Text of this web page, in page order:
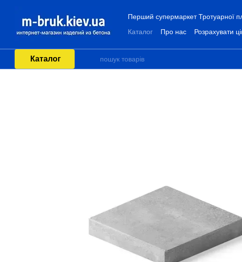
Перший супермаркет Тротуарної
Каталог
Про нас Розрахувати
Каталог